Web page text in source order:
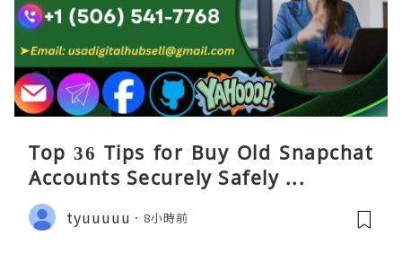
Top 36 Tips for Buy Old Snapchat
Accounts Securely Safely ...
tyuuuuu 8小時前